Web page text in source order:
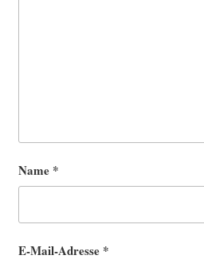
Name *
E-Mail-Adresse *